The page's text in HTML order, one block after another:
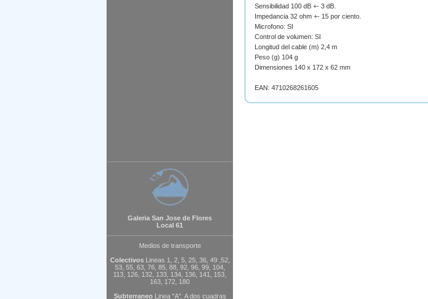
Galeria San Jose de Flores
Local 61
Medios de transporte
ColectivosLineas 1, 2, 5, 25, 36, 49 ,52,
53, 55, 63, 76, 85, 88, 92, 96, 99, 104,
113, 126, 132, 133, 134, 136, 141, 153,
163, 172, 180
Subterraneo Linea "A". A dos cuadras
Sensibilidad 100 dB +- 3 dB.
Impedancia 32 ohm +- 15 por ciento.
Microfono: SI
Control de volumen: SI
Longitud del cable (m) 2,4 m
Peso (g) 104 g
Dimensiones 140 x 172 x 62 mm
EAN: 4710268261605